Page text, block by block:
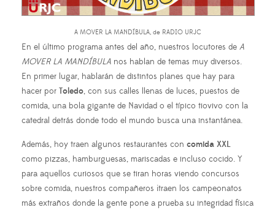
A MOVER LA MANDÍBULA, de RADIO URJC
En el último programa antes del año, nuestros locutores de A
MOVER LA MANDÍBULA nos hablan de temas muy diversos.
En primer lugar, hablarán de distintos planes que hay para
hacer por Toledo, con sus calles llenas de luces, puestos de
comida, una bola gigante de Navidad o el típico tiovivo con la
catedral detrás donde todo el mundo busca una instantánea.
Además, hoy traen algunos restaurantes con comida XXL
como pizzas, hamburguesas, mariscadas e incluso cocido. Y
para aquellos curiosos que se tiran horas viendo concursos
sobre comida, nuestros compañeros ¡traen los campeonatos
más extraños donde la gente pone a prueba su integridad física